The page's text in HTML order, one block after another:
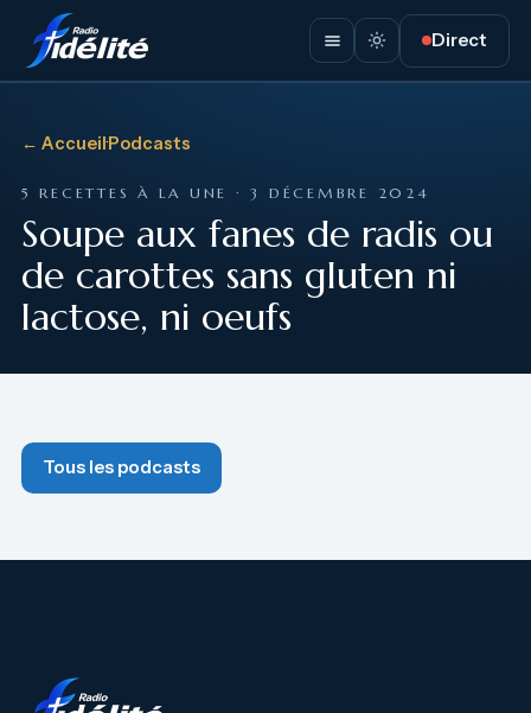
Direct
← Accueil·Podcasts
5 RECETTES À LA UNE · 3 DÉCEMBRE 2024
Soupe aux fanes de radis ou
de carottes sans gluten ni
lactose, ni oeufs
Tous les podcasts